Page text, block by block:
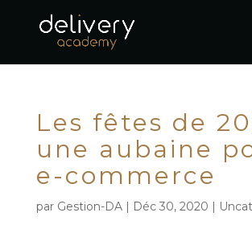
Les fêtes de
une aubaine
e-commerce
par Gestion-DA| Déc 30, 2020 |